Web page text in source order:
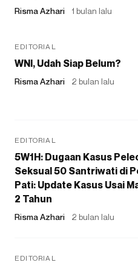
Risma Azhari 1 bulan lalu
EDITORIAL
WNI, Udah Siap Belum?
Risma Azhari 2 bulan lalu
EDITORIAL
5W1H: Dugaan Kasus
Seksual 50 Santriwati di
Pati: Update Kasus Usai
2 Tahun
Risma Azhari 2 bulan lalu
EDITORIAL